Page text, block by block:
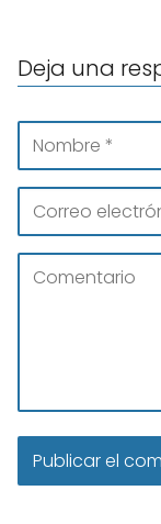
Deja una